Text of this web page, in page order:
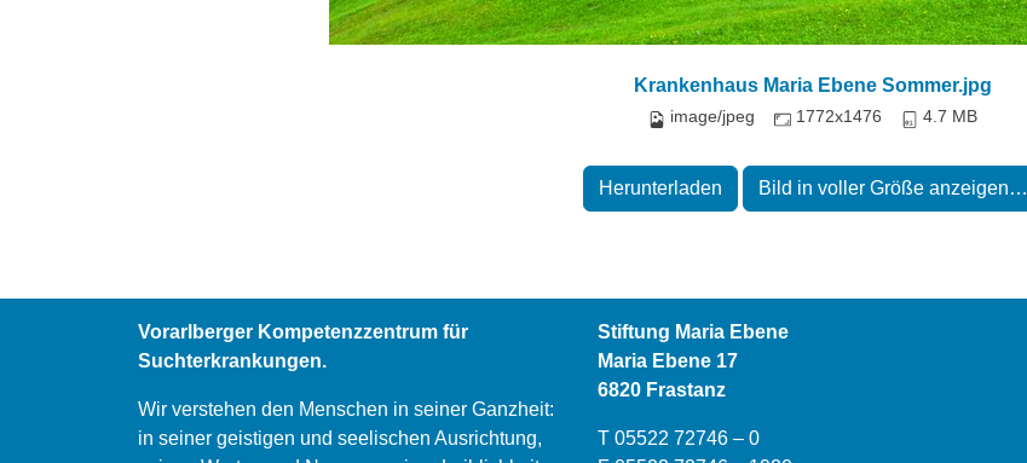
Krankenhaus Maria Ebene Sommer.jpg
image/jpeg 1772x1476 4.7 MB
Herunterladen Bild in voller Größe anzeigen…
Vorarlberger Kompetenzzentrum für
Suchterkrankungen.
Wir verstehen den Menschen in seiner Ganzheit:
in seiner geistigen und seelischen Ausrichtung,
Stiftung Maria Ebene
Maria Ebene 17
6820 Frastanz
T 05522 72746 – 0